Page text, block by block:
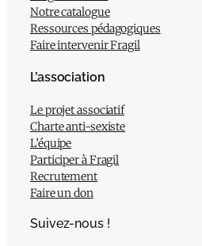
Notre catalogue
Ressources pédagogiques
Faire intervenir Fragil
L’association
Le projet associatif
Charte anti-sexiste
L’équipe
Participer à Fragil
Recrutement
Faire un don
Suivez-nous !